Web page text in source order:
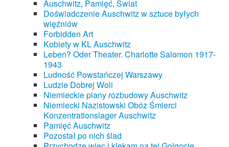
Auschwitz, Pamięć, Świat
Doświadczenie Auschwitz w sztuce byłych
więźniów
Forbidden Art
Kobiety w KL Auschwitz
Leben? Oder Theater. Charlotte Salomon 1917-
1943
Ludność Powstańczej Warszawy
Ludzie Dobrej Woli
Niemieckie plany rozbudowy Auschwitz
Niemiecki Nazistowski Obóz Śmierci
Konzentrationslager Auschwitz
Pamięć Auschwitz
Pozostał po nich ślad